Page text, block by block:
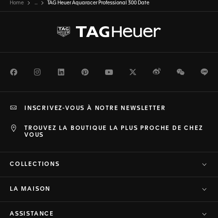
Home ... TAG Heuer Aquaracer Professional 300 Date
FacebookInstagramLinkedInPinterestYoutubeTwitterWeiboWeChat
TROUVEZ LA BOUTIQUE LA PLUS PROCHE DE CHEZ
VOUS
INSCRIVEZ-VOUS À NOTRE NEWSLETTER
COLLECTIONS
LA MAISON
ASSISTANCE